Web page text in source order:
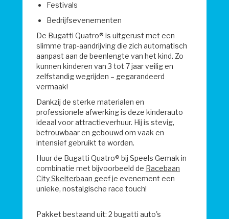
Festivals
Bedrijfsevenementen
De Bugatti Quatro® is uitgerust met een
slimme trap-aandrijving die zich automatisch
aanpast aan de beenlengte van het kind. Zo
kunnen kinderen van 3 tot 7 jaar veilig en
zelfstandig wegrijden – gegarandeerd
vermaak!
Dankzij de sterke materialen en
professionele afwerking is deze kinderauto
ideaal voor attractieverhuur. Hij is stevig,
betrouwbaar en gebouwd om vaak en
intensief gebruikt te worden.
Huur de Bugatti Quatro® bij Speels Gemak in
combinatie met bijvoorbeeld de Racebaan
City Skelterbaan geef je evenement een
unieke, nostalgische race touch!
Pakket bestaand uit: 2 bugatti auto's